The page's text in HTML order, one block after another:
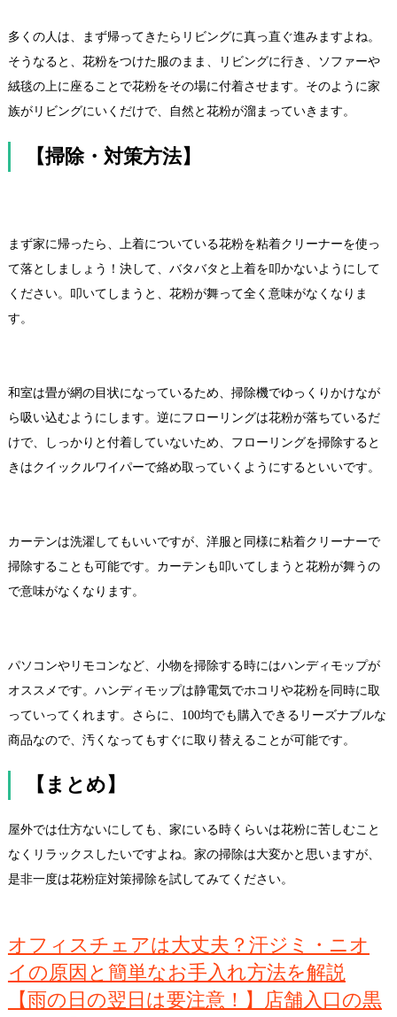
多くの人は、まず帰ってきたらリビングに真っ直ぐ進みますよね。
そうなると、花粉をつけた服のまま、リビングに行き、ソファーや
絨毯の上に座ることで花粉をその場に付着させます。そのように家
族がリビングにいくだけで、自然と花粉が溜まっていきます。
【掃除・対策方法】
まず家に帰ったら、上着についている花粉を粘着クリーナーを使っ
て落としましょう！決して、バタバタと上着を叩かないようにして
ください。叩いてしまうと、花粉が舞って全く意味がなくなりま
す。
和室は畳が網の目状になっているため、掃除機でゆっくりかけなが
ら吸い込むようにします。逆にフローリングは花粉が落ちているだ
けで、しっかりと付着していないため、フローリングを掃除すると
きはクイックルワイパーで絡め取っていくようにするといいです。
カーテンは洗濯してもいいですが、洋服と同様に粘着クリーナーで
掃除することも可能です。カーテンも叩いてしまうと花粉が舞うの
で意味がなくなります。
パソコンやリモコンなど、小物を掃除する時にはハンディモップが
オススメです。ハンディモップは静電気でホコリや花粉を同時に取
っていってくれます。さらに、100均でも購入できるリーズナブルな
商品なので、汚くなってもすぐに取り替えることが可能です。
【まとめ】
屋外では仕方ないにしても、家にいる時くらいは花粉に苦しむこと
なくリラックスしたいですよね。家の掃除は大変かと思いますが、
是非一度は花粉症対策掃除を試してみてください。
オフィスチェアは大丈夫？汗ジミ・ニオ
イの原因と簡単なお手入れ方法を解説
【雨の日の翌日は要注意！】店舗入口の黒